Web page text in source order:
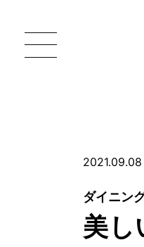
一枚板
MOKUBA につい
2021.09.08
美し
ダイニン